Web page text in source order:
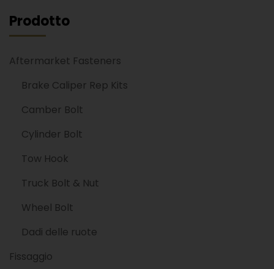
Prodotto
Aftermarket Fasteners
Brake Caliper Rep Kits
Camber Bolt
Cylinder Bolt
Tow Hook
Truck Bolt & Nut
Wheel Bolt
Dadi delle ruote
Fissaggio